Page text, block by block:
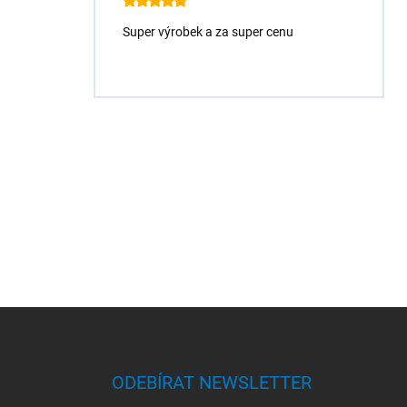
Super výrobek a za super cenu
ODEBÍRAT NEWSLETTER